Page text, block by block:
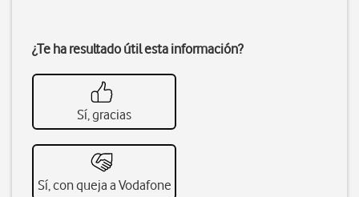
¿Te ha resultado útil esta información?
Sí, gracias
Sí, con queja a Vodafone